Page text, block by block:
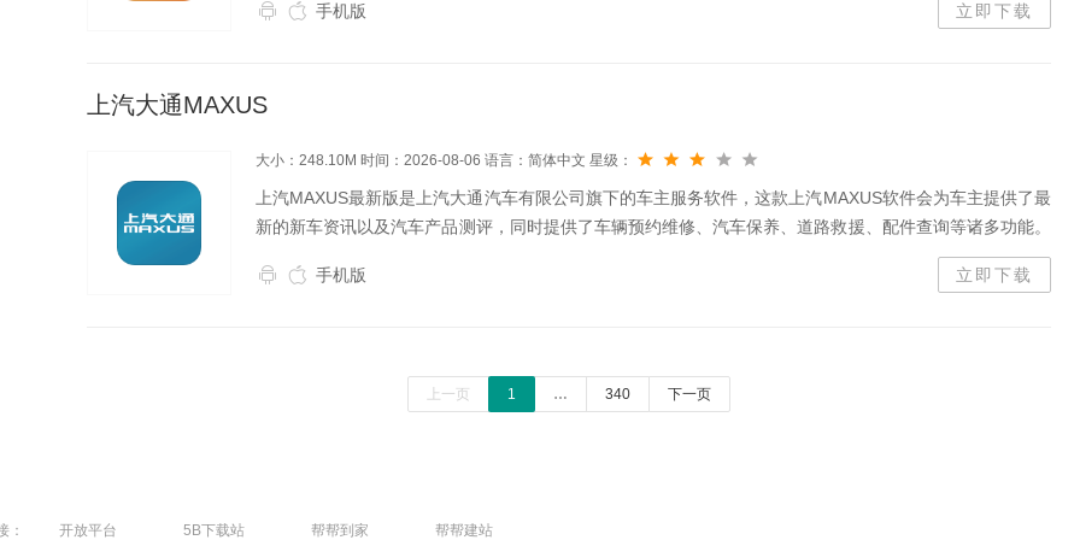
界面交互，字体...
手机版 立即下载
上汽大通MAXUS
大小：248.10M 时间：2026-08-06 语言：简体中文 星级：
上汽MAXUS最新版是上汽大通汽车有限公司旗下的车主服务软件，这款上汽MAXUS软件会为车主提供了最
新的新车资讯以及汽车产品测评，同时提供了车辆预约维修、汽车保养、道路救援、配件查询等诸多功能。
上汽MAXUS最新版软件介绍上汽MAXUSAPP是上汽大通下属MAXUS品牌的车主APP。为您的爱车提供
在...
手机版 立即下载
上一页 1 … 340 下一页
： 开放平台 5B下载站 帮帮到家 帮帮建站